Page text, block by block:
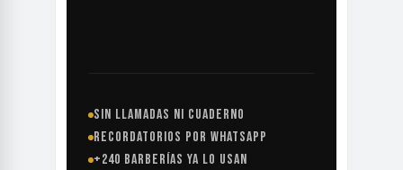
SIN LLAMADAS NI CUADERNO
RECORDATORIOS POR WHATSAPP
+240 BARBERÍAS YA LO USAN